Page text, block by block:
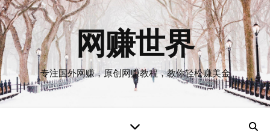
网赚世界
专注国外网赚，原创网赚教程，教你轻松赚美金